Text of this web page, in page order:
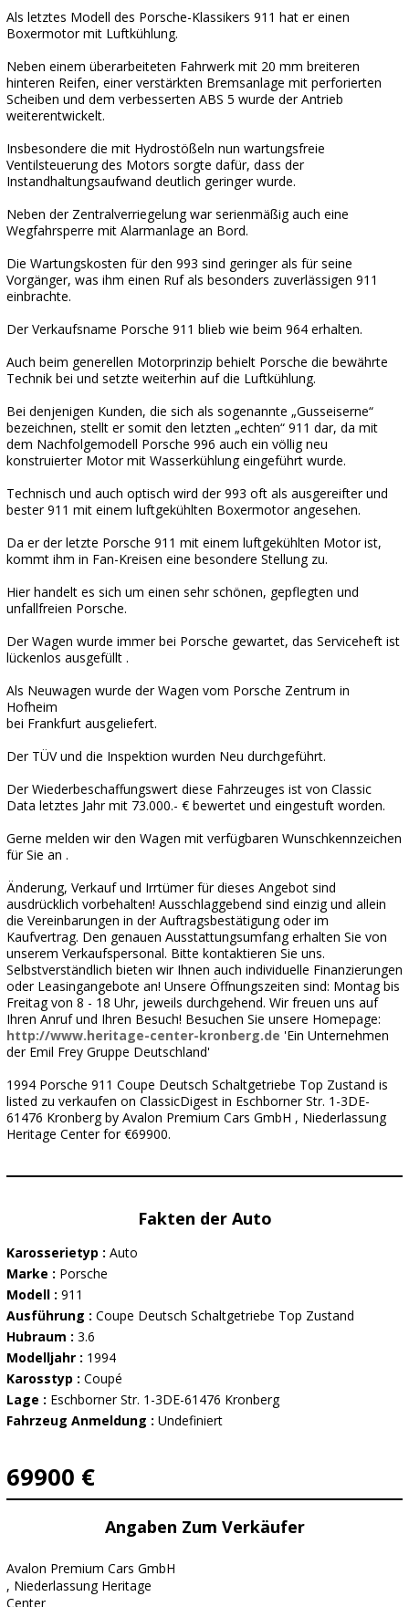
Als letztes Modell des Porsche-Klassikers 911 hat er einen
Boxermotor mit Luftkühlung.
Neben einem überarbeiteten Fahrwerk mit 20 mm breiteren
hinteren Reifen, einer verstärkten Bremsanlage mit perforierten
Scheiben und dem verbesserten ABS 5 wurde der Antrieb
weiterentwickelt.
Insbesondere die mit Hydrostößeln nun wartungsfreie
Ventilsteuerung des Motors sorgte dafür, dass der
Instandhaltungsaufwand deutlich geringer wurde.
Neben der Zentralverriegelung war serienmäßig auch eine
Wegfahrsperre mit Alarmanlage an Bord.
Die Wartungskosten für den 993 sind geringer als für seine
Vorgänger, was ihm einen Ruf als besonders zuverlässigen 911
einbrachte.
Der Verkaufsname Porsche 911 blieb wie beim 964 erhalten.
Auch beim generellen Motorprinzip behielt Porsche die bewährte
Technik bei und setzte weiterhin auf die Luftkühlung.
Bei denjenigen Kunden, die sich als sogenannte „Gusseiserne“
bezeichnen, stellt er somit den letzten „echten“ 911 dar, da mit
dem Nachfolgemodell Porsche 996 auch ein völlig neu
konstruierter Motor mit Wasserkühlung eingeführt wurde.
Technisch und auch optisch wird der 993 oft als ausgereifter und
bester 911 mit einem luftgekühlten Boxermotor angesehen.
Da er der letzte Porsche 911 mit einem luftgekühlten Motor ist,
kommt ihm in Fan-Kreisen eine besondere Stellung zu.
Hier handelt es sich um einen sehr schönen, gepflegten und
unfallfreien Porsche.
Der Wagen wurde immer bei Porsche gewartet, das Serviceheft ist
lückenlos ausgefüllt .
Als Neuwagen wurde der Wagen vom Porsche Zentrum in
Hofheim
bei Frankfurt ausgeliefert.
Der TÜV und die Inspektion wurden Neu durchgeführt.
Der Wiederbeschaffungswert diese Fahrzeuges ist von Classic
Data letztes Jahr mit 73.000.- € bewertet und eingestuft worden.
Gerne melden wir den Wagen mit verfügbaren Wunschkennzeichen
für Sie an .
Änderung, Verkauf und Irrtümer für dieses Angebot sind
ausdrücklich vorbehalten! Ausschlaggebend sind einzig und allein
die Vereinbarungen in der Auftragsbestätigung oder im
Kaufvertrag. Den genauen Ausstattungsumfang erhalten Sie von
unserem Verkaufspersonal. Bitte kontaktieren Sie uns.
Selbstverständlich bieten wir Ihnen auch individuelle Finanzierungen
oder Leasingangebote an! Unsere Öffnungszeiten sind: Montag bis
Freitag von 8 - 18 Uhr, jeweils durchgehend. Wir freuen uns auf
Ihren Anruf und Ihren Besuch! Besuchen Sie unsere Homepage:
http://www.heritage-center-kronberg.de 'Ein Unternehmen
der Emil Frey Gruppe Deutschland'
1994 Porsche 911 Coupe Deutsch Schaltgetriebe Top Zustand is
listed zu verkaufen on ClassicDigest in Eschborner Str. 1-3DE-
61476 Kronberg by Avalon Premium Cars GmbH , Niederlassung
Heritage Center for €69900.
Fakten der Auto
Karosserietyp : Auto
Marke : Porsche
Modell : 911
Ausführung : Coupe Deutsch Schaltgetriebe Top Zustand
Hubraum : 3.6
Modelljahr : 1994
Karosstyp : Coupé
Lage : Eschborner Str. 1-3DE-61476 Kronberg
Fahrzeug Anmeldung : Undefiniert
69900 €
Angaben Zum Verkäufer
Avalon Premium Cars GmbH
, Niederlassung Heritage
Center